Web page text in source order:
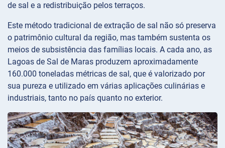
de sal e a redistribuição pelos terraços.
Este método tradicional de extração de sal não só preserva
o patrimônio cultural da região, mas também sustenta os
meios de subsistência das famílias locais. A cada ano, as
Lagoas de Sal de Maras produzem aproximadamente
160.000 toneladas métricas de sal, que é valorizado por
sua pureza e utilizado em várias aplicações culinárias e
industriais, tanto no país quanto no exterior.